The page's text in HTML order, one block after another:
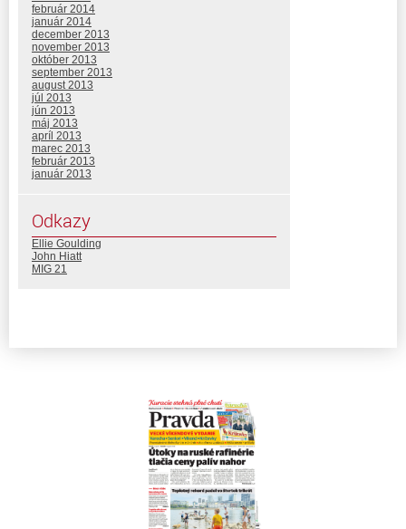
február 2014
január 2014
december 2013
november 2013
október 2013
september 2013
august 2013
júl 2013
jún 2013
máj 2013
apríl 2013
marec 2013
február 2013
január 2013
Odkazy
Ellie Goulding
John Hiatt
MIG 21